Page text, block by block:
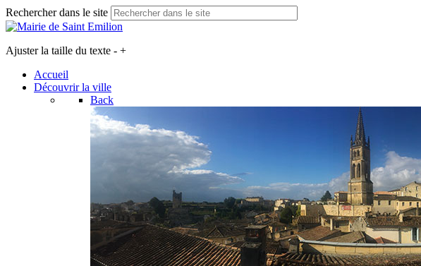
Rechercher dans le site
Ajuster la taille du texte - +
Accueil
Découvrir la ville
Back